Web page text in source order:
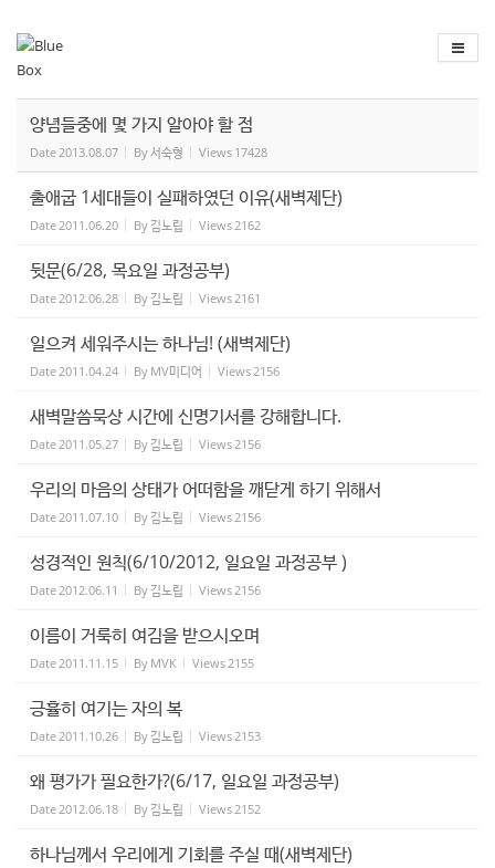
양념들중에 몇 가지 알아야 할 점
Date2013.08.07 By서숙형 Views 17428
출애굽 1세대들이 실패하였던 이유(새벽제단)
Date2011.06.20 By 김노립 Views2162
뒷문(6/28, 목요일 과정공부)
Date2012.06.28 By 김노립 Views2161
일으켜 세워주시는 하나님! (새벽제단)
Date2011.04.24 By MV미디어 Views2156
새벽말씀묵상 시간에 신명기서를 강해합니다.
Date2011.05.27 By 김노립 Views2156
우리의 마음의 상태가 어떠함을 깨닫게 하기 위해서
Date2011.07.10 By 김노립 Views2156
성경적인 원칙(6/10/2012, 일요일 과정공부 )
Date2012.06.11 By 김노립 Views2156
이름이 거룩히 여김을 받으시오며
Date2011.11.15 By MVK Views2155
긍휼히 여기는 자의 복
Date2011.10.26 By 김노립 Views2153
왜 평가가 필요한가?(6/17, 일요일 과정공부)
Date2012.06.18 By 김노립 Views2152
하나님께서 우리에게 기회를 주실 때(새벽제단)
스케치북5
스케치북5